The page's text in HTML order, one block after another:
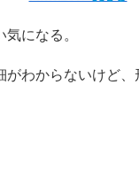
になる。
がわからないけど、